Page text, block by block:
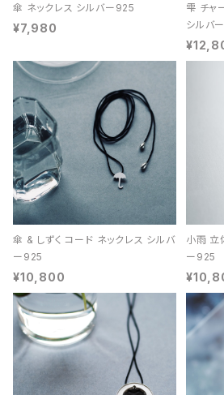
傘 ネックレス シルバー925
¥7,980
雫 チャ
シルバ
傘 & しずく コード ネックレス シルバ
ー925
¥10,800
小雨 立
ー925